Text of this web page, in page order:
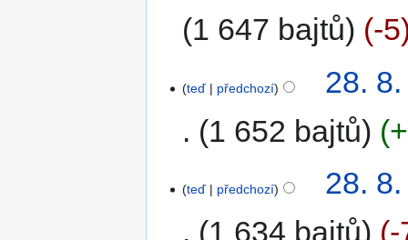
1 647 bajtů
-5
teď předchozí
28.
1 652 bajtů
teď předchozí
28.
1 634 bajtů
-